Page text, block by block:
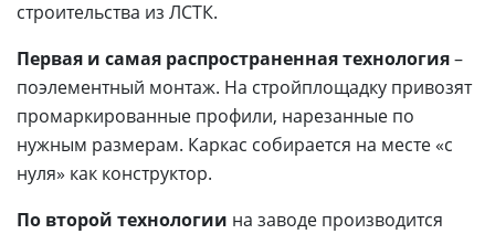
строительства из ЛСТК.
Первая и самая распространенная технология–
поэлементный монтаж. На стройплощадку привозят
промаркированные профили, нарезанные по
нужным размерам. Каркас собирается на месте «с
нуля» как конструктор.
По второй технологии на заводе производится